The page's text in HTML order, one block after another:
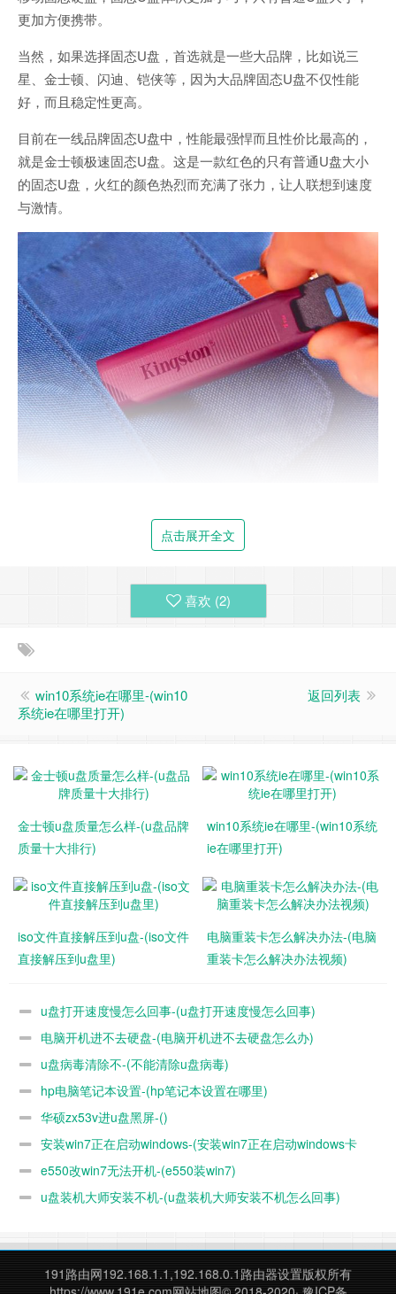
更加方便携带。
当然，如果选择固态U盘，首选就是一些大品牌，比如说三
星、金士顿、闪迪、铠侠等，因为大品牌固态U盘不仅性能
好，而且稳定性更高。
目前在一线品牌固态U盘中，性能最强悍而且性价比最高的，
就是金士顿极速固态U盘。这是一款红色的只有普通U盘大小
的固态U盘，火红的颜色热烈而充满了张力，让人联想到速度
与激情。
接的，体积只有U盘大小，但是性能却远超SATA接口的移动固
在性能方面，金士顿极速固态U盘每秒读速1000MB，每秒写
士顿极速固态U盘的一大亮点。也因为性能非常强悍，这款金
士顿极速固态U盘被一些网友誉为性能之王。
际一线品牌的高端主控和高性能颗粒。
作为一款和固态硬盘相同主控和闪存颗粒的固态U盘，金士顿
极速固态U盘的主控和闪存颗粒也是相当给力的，金士顿极速
固态U盘采用的是慧荣目前性能最强主控 SM2320G。闪存颗
粒方面，金士顿极速固态U盘采用铠侠原厂高性能TLC颗粒，
过去很长一段时间，大容量的1TB和512GB金士顿极速固态U
盘一直缺货，最近这两天刚好有货了，目前1TB金士顿极速固
如果你不需要这么大的容量，但是需要非常高的性能，也可以
在上面的页面选择金士顿其它容量的极速固态U盘，比如512G
点击展开全文
喜欢 (2)
win10系统ie在哪里-(win10
系统ie在哪里打开)
返回列表
金士顿u盘质量怎么样-(u盘品牌
质量十大排行)
win10系统ie在哪里-(win10系统
ie在哪里打开)
iso文件直接解压到u盘-(iso文件
直接解压到u盘里)
电脑重装卡怎么解决办法-(电脑
重装卡怎么解决办法视频)
u盘打开速度慢怎么回事-(u盘打开速度慢怎么回事)
电脑开机进不去硬盘-(电脑开机进不去硬盘怎么办)
u盘病毒清除不-(不能清除u盘病毒)
hp电脑笔记本设置-(hp笔记本设置在哪里)
华硕zx53v进u盘黑屏-()
安装win7正在启动windows-(安装win7正在启动windows卡
住) e550改win7无法开机-(e550装win7)
u盘装机大师安装不机-(u盘装机大师安装不机怎么回事)
191路由网192.168.1.1,192.168.0.1路由器设置版权所有